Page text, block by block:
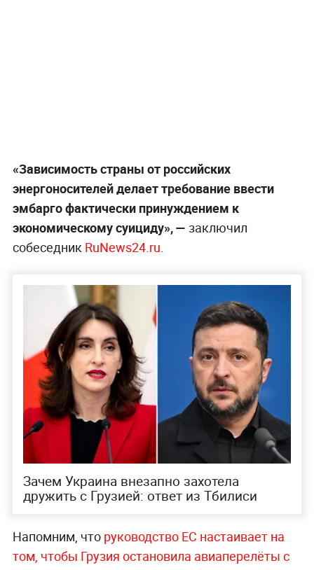
«Зависимость страны от российских
энергоносителей делает требование ввести
эмбарго фактически принуждением к
экономическому суициду», — заключил
собеседник RuNews24.ru.
Зачем Украина внезапно захотела
дружить с Грузией: ответ из Тбилиси
Напомним, что руководство ЕС настаивает на
том, чтобы Грузия остановила авиаперелёты с